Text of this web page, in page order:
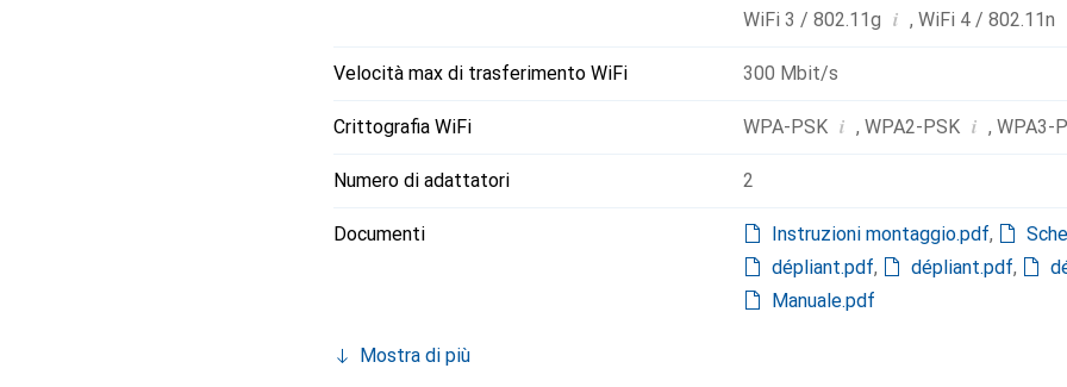
WiFi 3 / 802.11g i , WiFi 4 / 802.11n
Velocità max di trasferimento WiFi 300 Mbit/s
Crittografia WiFi WPA-PSK i , WPA2-PSK i , WPA3-
Numero di adattatori 2
Documenti Instruzioni montaggio.pdf,
dépliant.pdf, dépliant.pdf,
Manuale.pdf
Mostra di più